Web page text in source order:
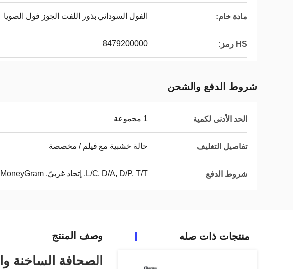
مادة خام: الفول السوداني بذور اللفت الجوز فول الصويا
HS رمز: 8479200000
شروط الدفع والشحن
الحد الأدنى لكمية 1 مجموعة
تفاصيل التغليف حالة خشبية مع فيلم / مخصصة
شروط الدفع L/C, D/A, D/P, T/T, إتحاد غربيّ, MoneyGram
منتجات ذات صله وصف المنتج
الصحافة الساخنة